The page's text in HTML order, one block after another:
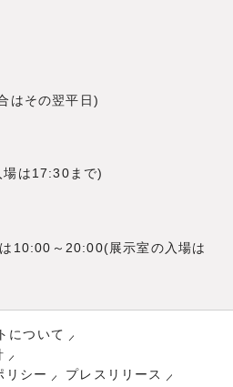
はその翌平日)
は17:30まで)
10:00～20:00(展示室の入場は
について
リシー
プレスリリース